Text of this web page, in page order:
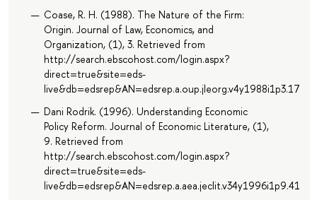
Coase, R. H. (1988). The Nature of the Firm:
Origin. Journal of Law, Economics, and
Organization, (1), 3. Retrieved from
http://search.ebscohost.com/login.aspx?
direct=true&site=eds-
live&db=edsrep&AN=edsrep.a.oup.jleorg.v4y1988i1p3.17
Dani Rodrik. (1996). Understanding Economic
Policy Reform. Journal of Economic Literature, (1),
9. Retrieved from
http://search.ebscohost.com/login.aspx?
direct=true&site=eds-
live&db=edsrep&AN=edsrep.a.aea.jeclit.v34y1996i1p9.41